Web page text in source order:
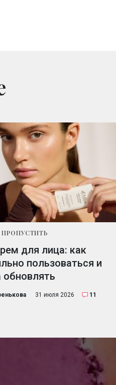
ПРОПУСТИТЬ
для лица: как
пользоваться и
обновлять
31 июля 2026 11